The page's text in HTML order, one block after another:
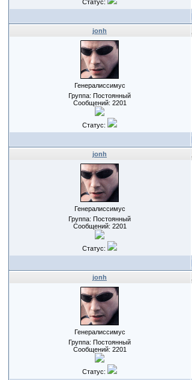
Статус:
jonh
Генералиссимус
Группа: Постоянный
Сообщений: 2201
Статус:
jonh
Генералиссимус
Группа: Постоянный
Сообщений: 2201
Статус:
jonh
Генералиссимус
Группа: Постоянный
Сообщений: 2201
Статус: